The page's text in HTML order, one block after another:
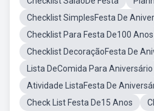
Checklist SimplesFesta De
Checklist Para Festa De100 Anos
Checklist DecoraçãoFesta De
Lista DeComida Para Aniversário
Atividade ListaFesta De
Check List Festa De15 Anos